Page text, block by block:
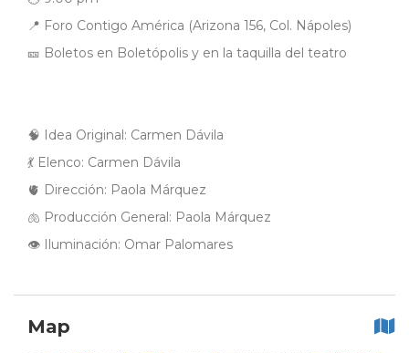
📍 Foro Contigo América (Arizona 156, Col. Nápoles)
🎫 Boletos en Boletópolis y en la taquilla del teatro
🧠 Idea Original: Carmen Dávila
💃 Elenco: Carmen Dávila
🫀 Dirección: Paola Márquez
🫁 Producción General: Paola Márquez
👁 Iluminación: Omar Palomares
Map